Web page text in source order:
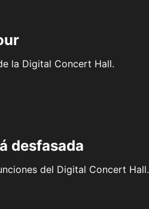
la Digital Concert Hall.
desfasada
del Digital Concert Hall.